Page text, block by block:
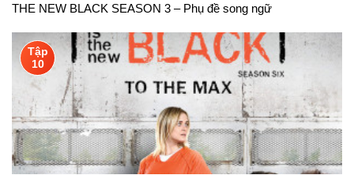
THE NEW BLACK SEASON 3 – Phụ đề song ngữ
Tập
10